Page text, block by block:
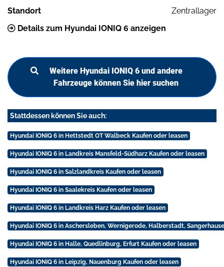
Standort
Zentrallager
Details zum Hyundai IONIQ 6 anzeigen
Weitere Hyundai IONIQ 6 und andere
Fahrzeuge können Sie hier suchen
Stattdessen können Sie auch:
Hyundai IONIQ 6 in Hettstedt OT Walbeck Kaufen oder leasen
Hyundai IONIQ 6 in Landkreis Mansfeld-Südharz Kaufen oder leasen
Hyundai IONIQ 6 in Salzlandkreis Kaufen oder leasen
Hyundai IONIQ 6 in Saalekreis Kaufen oder leasen
Hyundai IONIQ 6 in Landkreis Harz Kaufen oder leasen
Hyundai IONIQ 6 in Aschersleben, Wernigerode, Halberstadt,
Hyundai IONIQ 6 in Halle, Quedlinburg, Erfurt Kaufen oder leasen
Hyundai IONIQ 6 in Leipzig, Nauenburg Kaufen oder leasen